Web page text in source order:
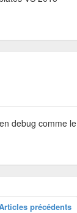
debug comme le
précédents